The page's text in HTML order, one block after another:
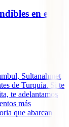
en el
Sultanahmet
de Turquía. Si te
te adelantamos
más
que abarcan